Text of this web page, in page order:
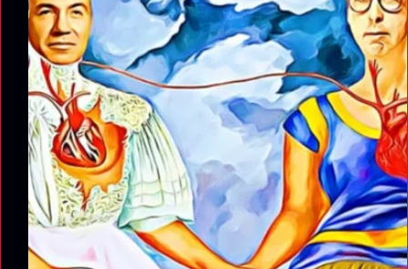
Ángel
de
la
independencia,
monumento
legitimado
y
legitimador
de
la
historia